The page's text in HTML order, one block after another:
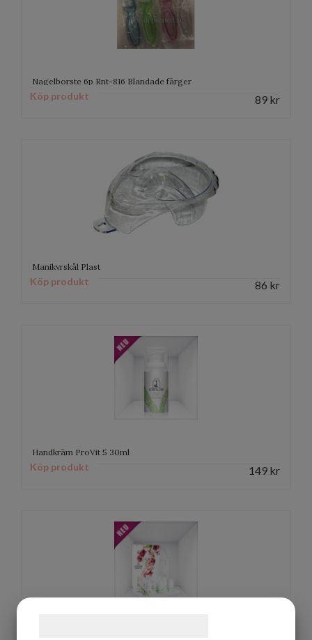
Nagelborste 6p Rnt-816 Blandade färger
Köp produkt 89 kr
Manikyrskål Plast
Köp produkt 86 kr
Handkräm ProVit 5 30ml
Köp produkt 149 kr